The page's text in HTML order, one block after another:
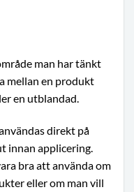
man har tänkt
mellan en produkt
en utblandad.
direkt på
innan applicering.
bra att använda om
eller om man vill